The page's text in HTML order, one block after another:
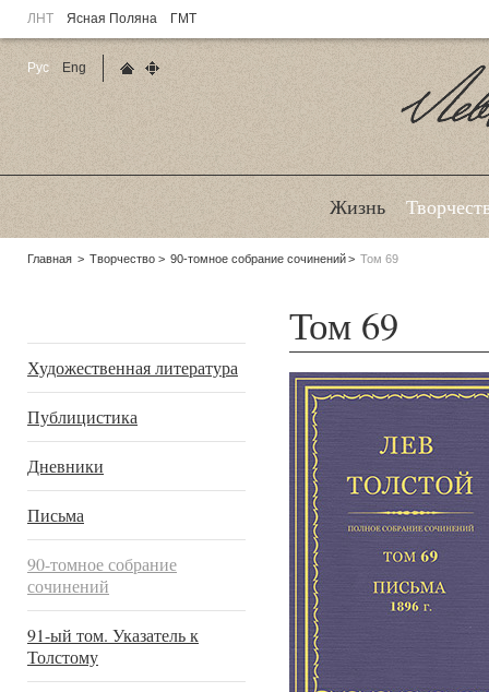
ЛНТ Ясная Поляна ГМТ
Жизнь
Родительские
Главная Творчество 90-томное собрание сочинений Том 69
Художественная литература
Публицистика
Дневники
Письма
90-томное собрание
сочинений
91-ый том. Указатель к
Толстому
Том 69
Рус
Eng